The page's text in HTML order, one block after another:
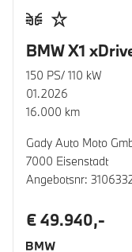
BMW X1
150 PS/ 110 kW
01.2026
16.000 km
Gady Auto Moto
7000 Eisenstadt
Angebotsnr:
€ 49.940,-